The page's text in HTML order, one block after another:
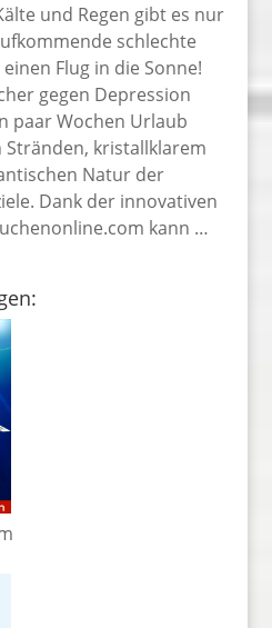
und Regen gibt es nur
schlechte
Flug in die Sonne!
gegen Depression
paar Wochen Urlaub
kristallklarem
Natur der
Dank der innovativen
kann …